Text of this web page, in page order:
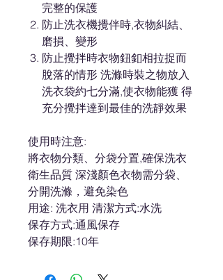
完整的保護
防止洗衣機攪伴時,衣物糾結、
磨損、變形
防止攪拌時衣物鈕釦相拉捉而
脫落的情形 洗滌時裝之物放入
洗衣袋約七分滿,使衣物能獲 得
充分攪拌達到最佳的洗靜效果
使用時注意:
將衣物分類、分袋分置,確保洗衣
衛生品質 深淺顏色衣物需分袋、
分開洗滌，避免染色
用途: 洗衣用 清潔方式:水洗
保存方式:通風保存
保存期限:10年